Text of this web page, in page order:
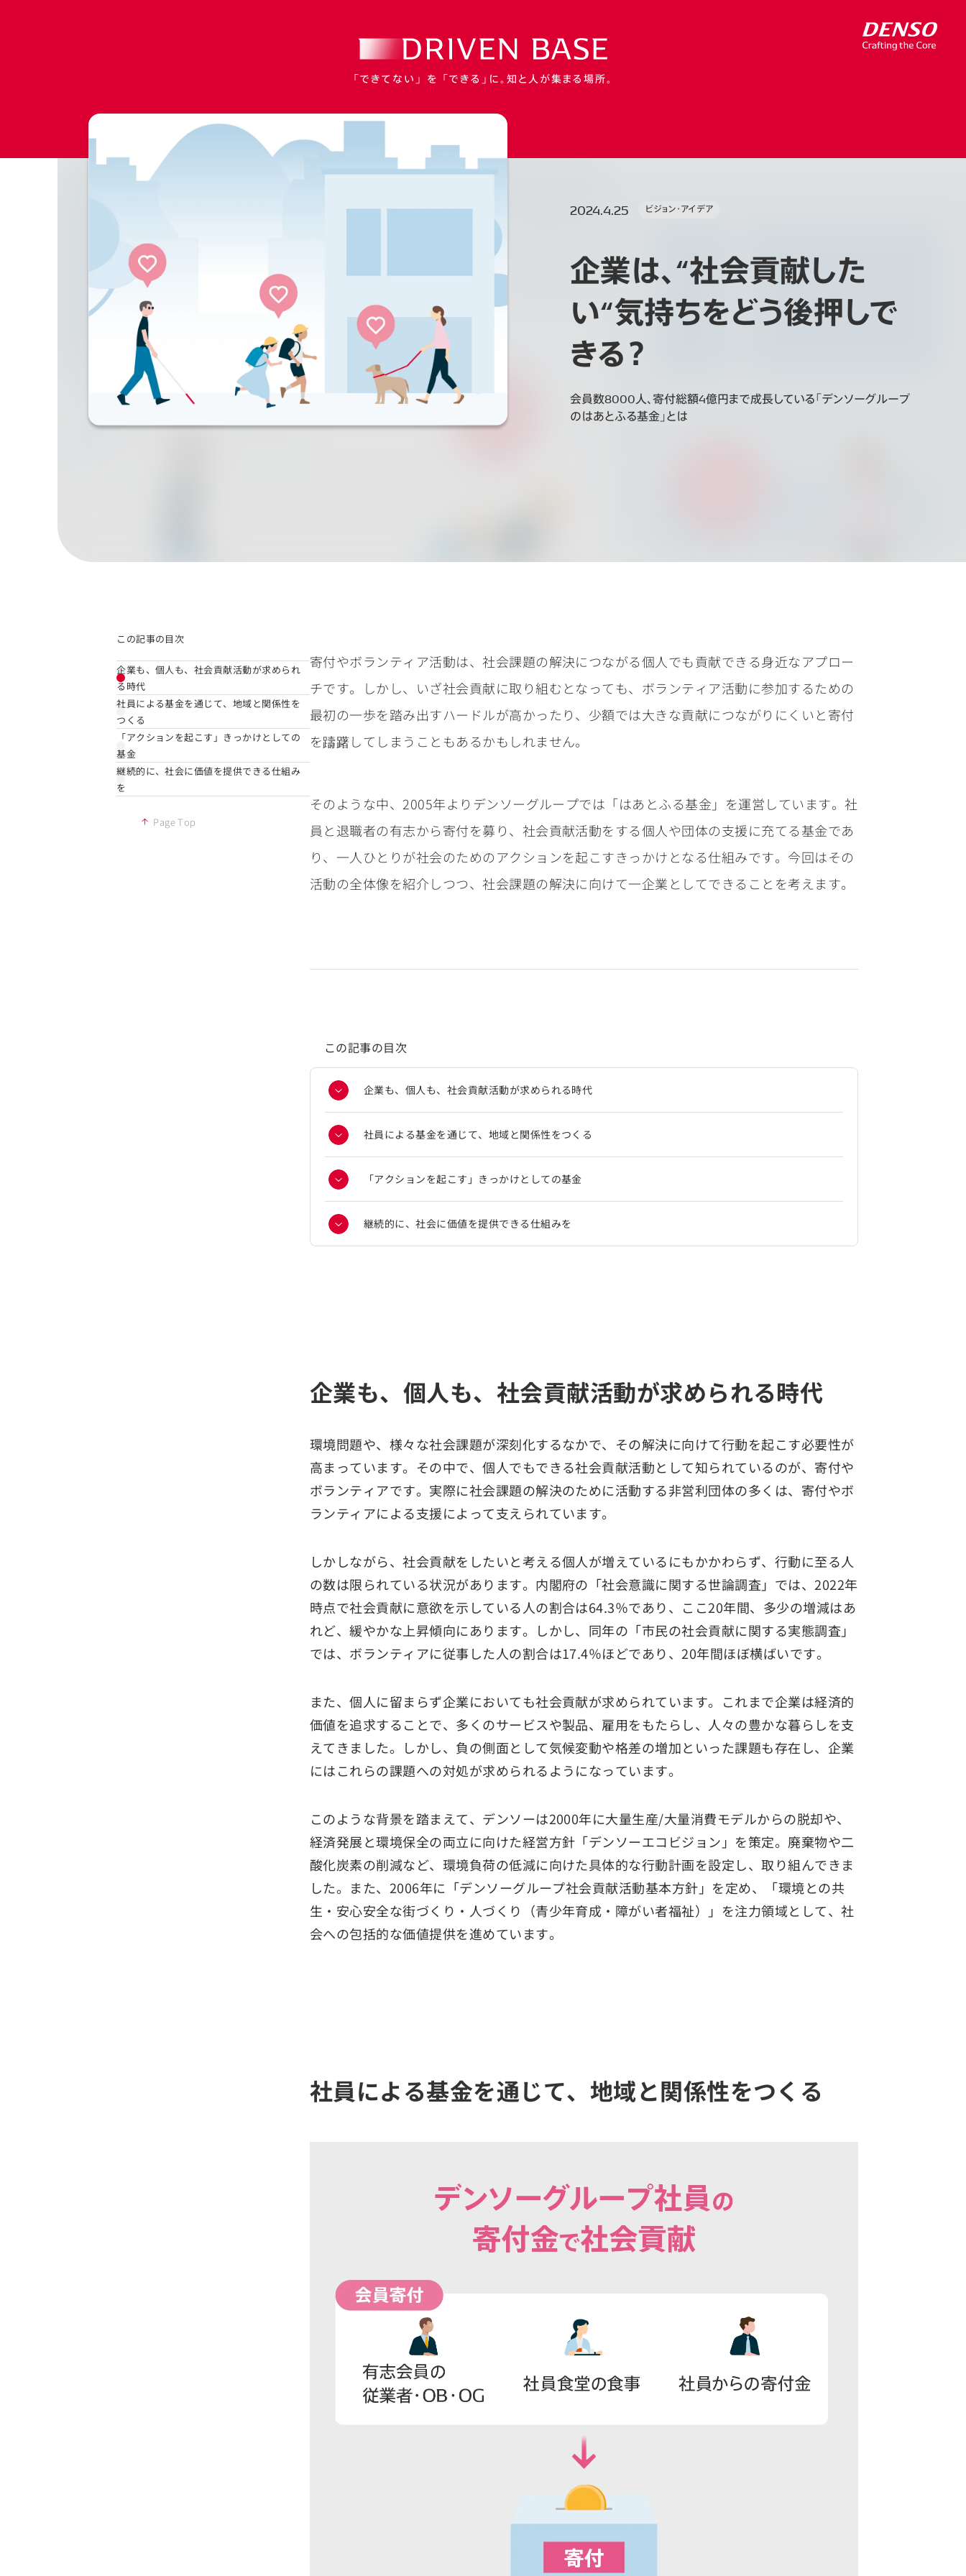
「できてない」 を 「できる」に。知と人が集まる場所。
2024.4.25 ビジョン・アイデア
企業は、“社会貢献した
い“気持ちをどう後押しで
きる？
会員数8000人、寄付総額4億円まで成長している「デンソーグループ
のはあとふる基金」とは
この記事の目次
企業も、個人も、社会貢献活動が求められ
る時代
社員による基金を通じて、地域と関係性を
つくる
「アクションを起こす」きっかけとしての
基金
継続的に、社会に価値を提供できる仕組み
を
Page Top
寄付やボランティア活動は、社会課題の解決につながる個人でも貢献できる身近なアプロー
チです。しかし、いざ社会貢献に取り組むとなっても、ボランティア活動に参加するための
最初の一歩を踏み出すハードルが高かったり、少額では大きな貢献につながりにくいと寄付
を躊躇してしまうこともあるかもしれません。
そのような中、2005年よりデンソーグループでは「はあとふる基金」を運営しています。社
員と退職者の有志から寄付を募り、社会貢献活動をする個人や団体の支援に充てる基金であ
り、一人ひとりが社会のためのアクションを起こすきっかけとなる仕組みです。今回はその
活動の全体像を紹介しつつ、社会課題の解決に向けて一企業としてできることを考えます。
この記事の目次
企業も、個人も、社会貢献活動が求められる時代
社員による基金を通じて、地域と関係性をつくる
「アクションを起こす」きっかけとしての基金
継続的に、社会に価値を提供できる仕組みを
企業も、個人も、社会貢献活動が求められる時代
環境問題や、様々な社会課題が深刻化するなかで、その解決に向けて行動を起こす必要性が
高まっています。その中で、個人でもできる社会貢献活動として知られているのが、寄付や
ボランティアです。実際に社会課題の解決のために活動する非営利団体の多くは、寄付やボ
ランティアによる支援によって支えられています。
しかしながら、社会貢献をしたいと考える個人が増えているにもかかわらず、行動に至る人
の数は限られている状況があります。内閣府の「社会意識に関する世論調査」では、2022年
時点で社会貢献に意欲を示している人の割合は64.3％であり、ここ20年間、多少の増減はあ
れど、緩やかな上昇傾向にあります。しかし、同年の「市民の社会貢献に関する実態調査」
では、ボランティアに従事した人の割合は17.4％ほどであり、20年間ほぼ横ばいです。
また、個人に留まらず企業においても社会貢献が求められています。これまで企業は経済的
価値を追求することで、多くのサービスや製品、雇用をもたらし、人々の豊かな暮らしを支
えてきました。しかし、負の側面として気候変動や格差の増加といった課題も存在し、企業
にはこれらの課題への対処が求められるようになっています。
このような背景を踏まえて、デンソーは2000年に大量生産/大量消費モデルからの脱却や、
経済発展と環境保全の両立に向けた経営方針「デンソーエコビジョン」を策定。廃棄物や二
酸化炭素の削減など、環境負荷の低減に向けた具体的な行動計画を設定し、取り組んできま
した。また、2006年に「デンソーグループ社会貢献活動基本方針」を定め、「環境との共
生・安心安全な街づくり・人づくり（青少年育成・障がい者福祉）」を注力領域として、社
会への包括的な価値提供を進めています。
社員による基金を通じて、地域と関係性をつくる